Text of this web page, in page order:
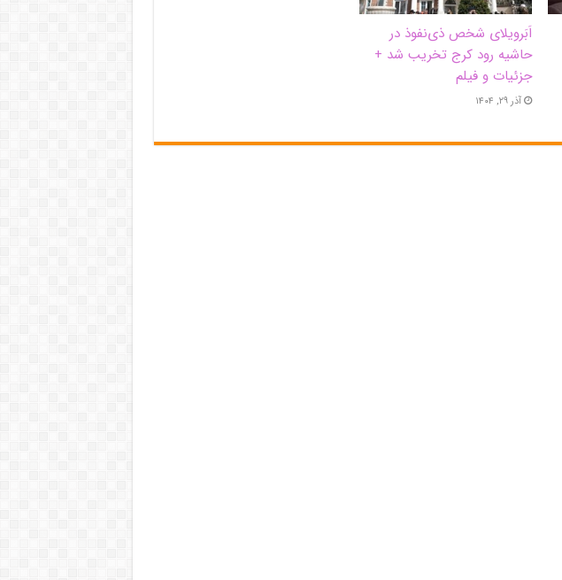
اَبَر‌ویلای شخص ذی‌نفوذ در
حاشیه‌ رود کرج تخریب شد +
جزئیات و فیلم
آذر ۲۹, ۱۴۰۴